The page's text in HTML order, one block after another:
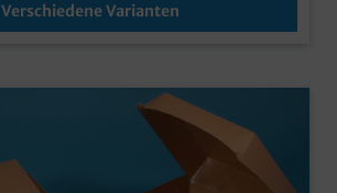
Verschiedene Varianten